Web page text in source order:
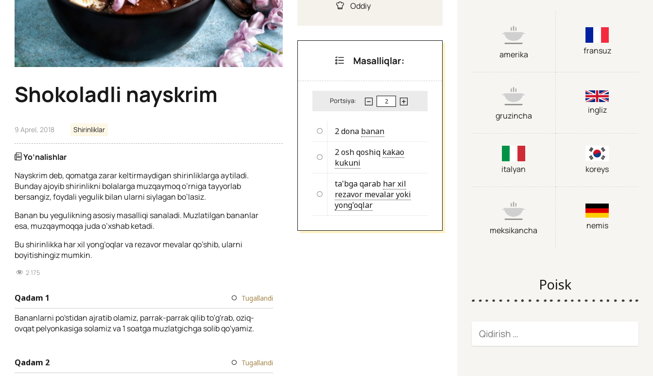
Shokoladli nayskrim
9 Aprel, 2018 Shirinliklar
Yo’nalishlar
Nayskrim deb, qomatga zarar keltirmaydigan shirinliklarga aytiladi.
Bunday ajoyib shirinlikni bolalarga muzqaymoq o’rniga tayyorlab
bersangiz, foydali yegulik bilan ularni siylagan bo’lasiz.
Banan bu yegulikning asosiy masalliqi sanaladi. Muzlatilgan bananlar
esa, muzqaymoqqa juda o’xshab ketadi.
Bu shirinlikka har xil yong’oqlar va rezavor mevalar qo’shib, ularni
boyitishingiz mumkin.
2 175
Qadam 1 Tugallandi
Bananlarni po'stidan ajratib olamiz, parrak-parrak qilib to'g'rab, oziq-
ovqat pelyonkasiga solamiz va 1 soatga muzlatgichga solib qo'yamiz.
Qadam 2 Tugallandi
Oddiy
Masalliqlar:
Portsiya:
2 dona banan
2 osh qoshiq kakao
kukuni
ta'bga qarab har xil
rezavor mevalar yoki
yong'oqlar
amerika fransuz
gruzincha
ingliz
italyan koreys
meksikancha nemis
Poisk